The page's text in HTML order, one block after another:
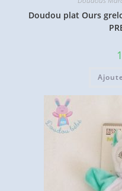
Doudou plat Ours